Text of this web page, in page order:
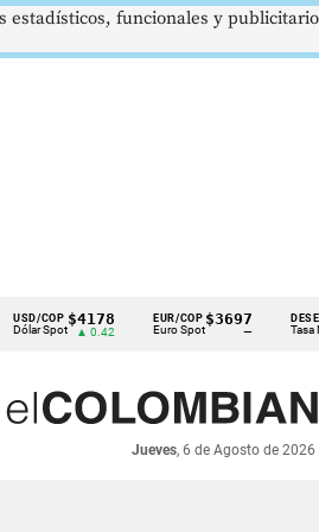
Spot
$4178
▲ 0.42
EUR/COP
Euro Spot
$3697
—
DESEMPLEO
Tasa
Jueves, 6 de Agosto de 2026
funcionales y